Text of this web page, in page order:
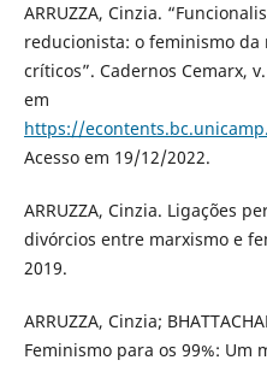
ARRUZZA, Cinzia.
reducionista: o feminismo da
críticos”. Cadernos Cemarx,
em
https://
Acesso em 19/12/2022.
ARRUZZA, Cinzia. Ligações
divórcios entre marxismo e
2019.
ARRUZZA, Cinzia;
Feminismo para os 99%: Um